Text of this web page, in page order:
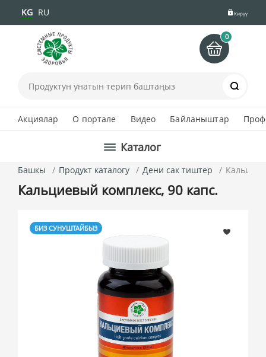
KG RU Кирүү
0
Акциялар О портале Видео Байланыштар
Каталог
Башкы Продукт каталогу Дени сак тиштер
Кальциевый комплекс, 90 капс.
БИЗ СУНУШТАЙБЫЗ